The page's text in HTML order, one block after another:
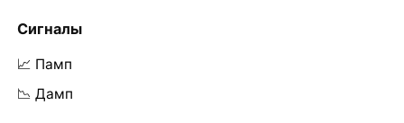
Сигналы
📈 Памп
📉 Дамп